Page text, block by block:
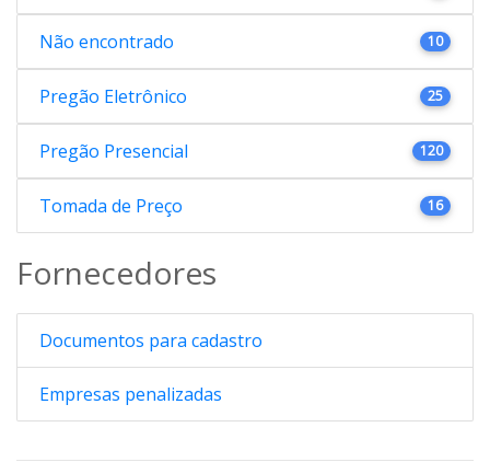
Não encontrado 10
Pregão Eletrônico 25
Pregão Presencial 120
Tomada de Preço 16
Fornecedores
Documentos para cadastro
Empresas penalizadas